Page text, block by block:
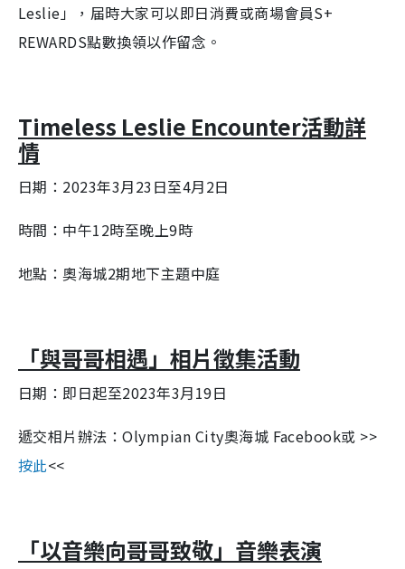
Leslie」，届時大家可以即日消費或商場會員S+
REWARDS點數換領以作留念。
Timeless Leslie Encounter活動詳
情
日期： 2023年3月23日至4月2日
時間：中午12時至晚上9時
地點：奧海城2期地下主題中庭
「與哥哥相遇」相片徵集活動
日期：即日起至2023年3月19日
遞交相片辦法：Olympian City奧海城 Facebook或 >>
按此<<
「以音樂向哥哥致敬」音樂表演